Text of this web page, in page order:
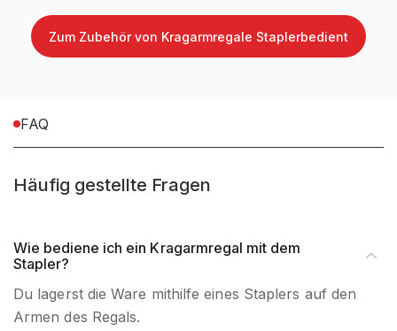
Material Stahl
Zum Zubehör von Kragarmregale Staplerbedient
FAQ
Häufig gestellte Fragen
Wie bediene ich ein Kragarmregal mit dem
Stapler?
Du lagerst die Ware mithilfe eines Staplers auf den
Armen des Regals.